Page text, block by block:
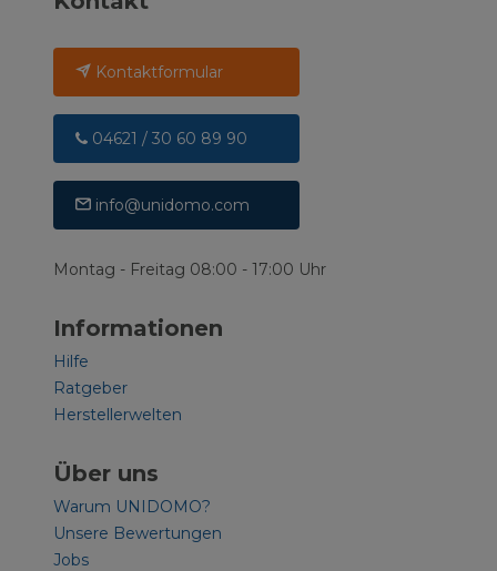
Kontaktformular
04621 / 30 60 89 90
info@unidomo.com
Montag - Freitag 08:00 - 17:00 Uhr
Informationen
Hilfe
Ratgeber
Herstellerwelten
Über uns
Warum UNIDOMO?
Unsere Bewertungen
Jobs